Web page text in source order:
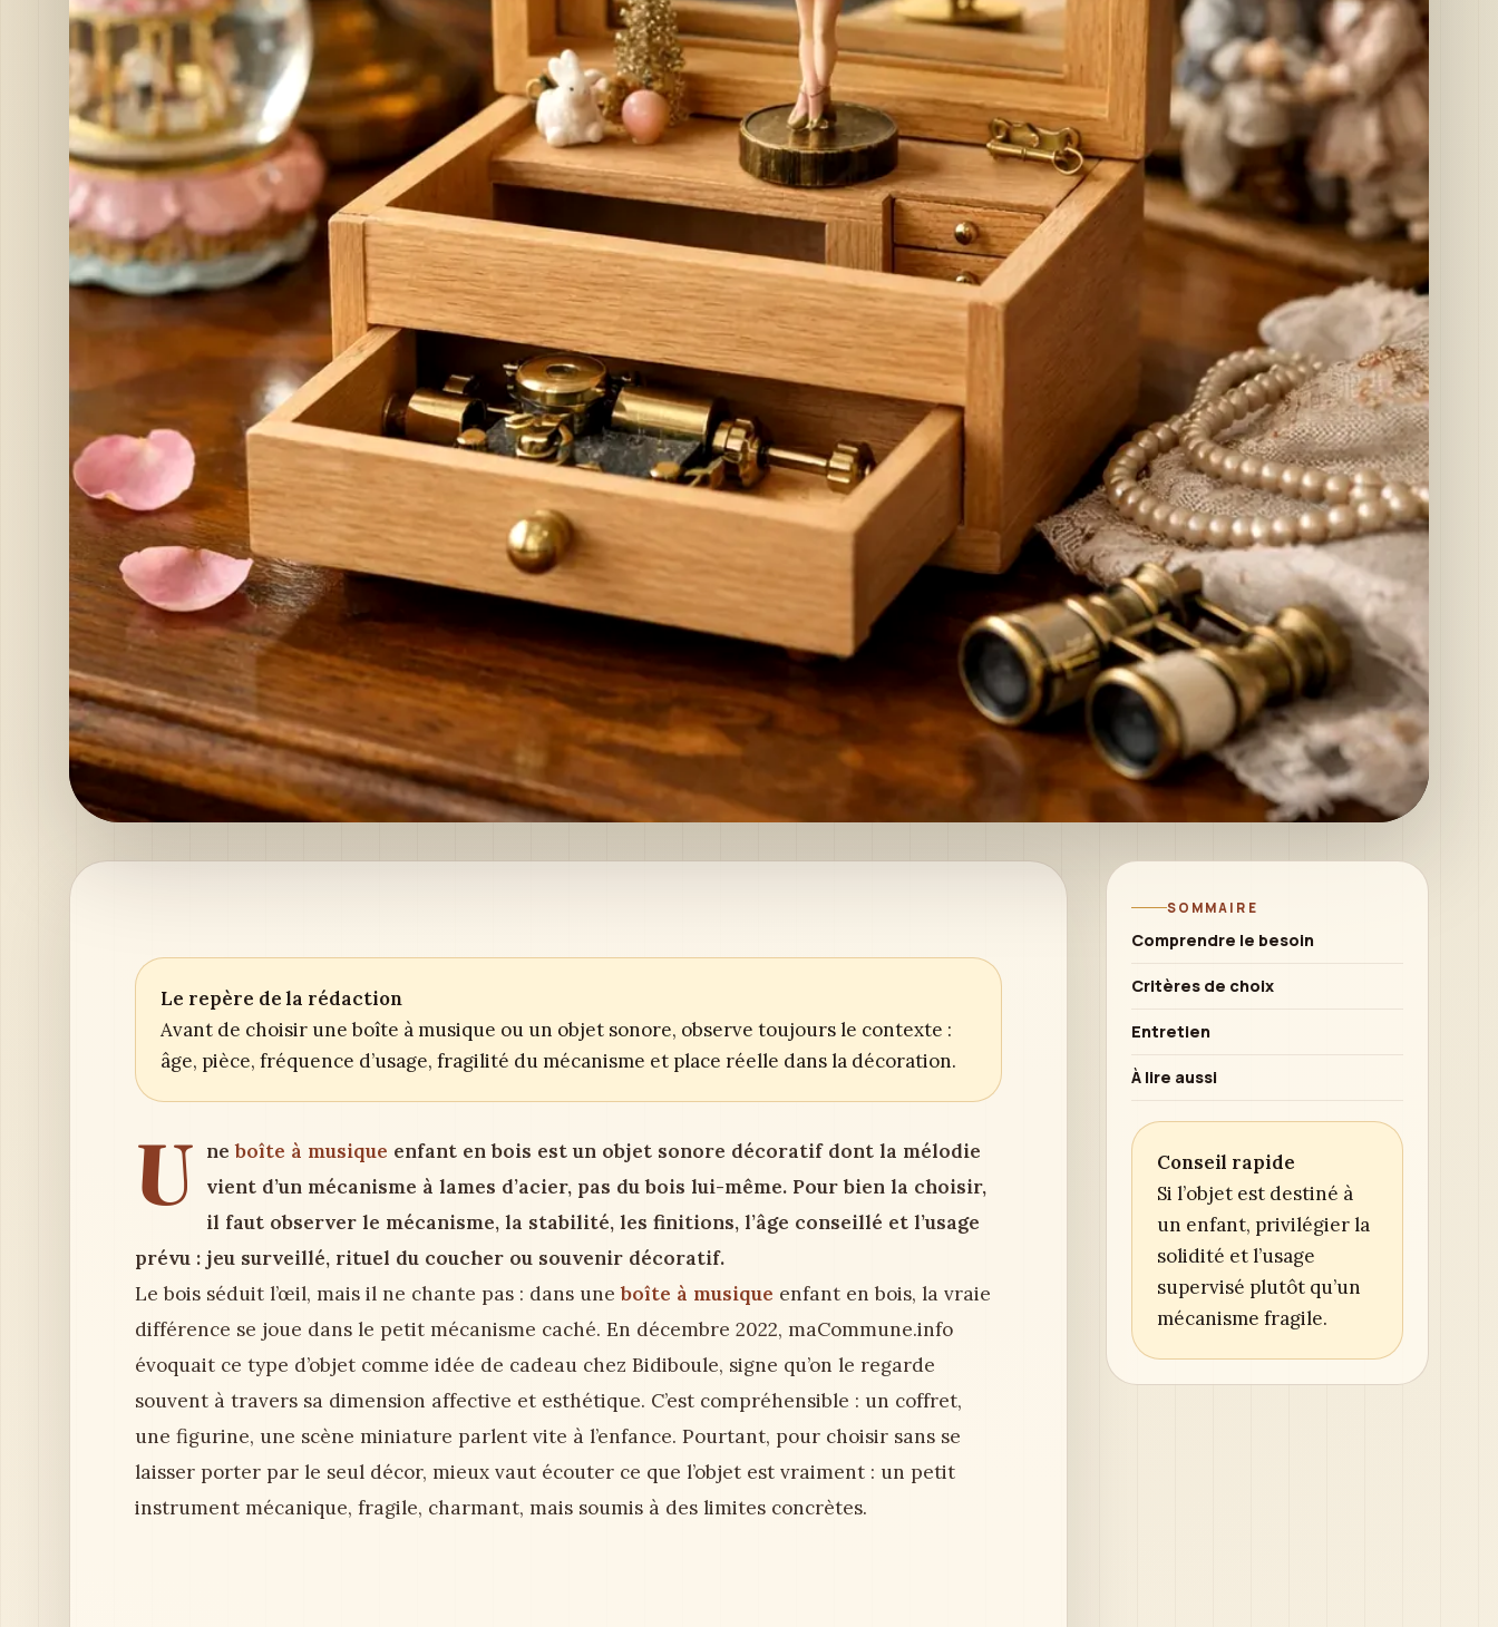
Le repère de la rédaction
Avant de choisir une boîte à musique ou un objet sonore, observe toujours le contexte :
âge, pièce, fréquence d’usage, fragilité du mécanisme et place réelle dans la décoration.
U neboîte à musique enfant en bois est un objet sonore décoratif dont la mélodie
vient d’un mécanisme à lames d’acier, pas du bois lui-même. Pour bien la choisir,
il faut observer le mécanisme, la stabilité, les finitions, l’âge conseillé et l’usage
prévu : jeu surveillé, rituel du coucher ou souvenir décoratif.
Le bois séduit l’œil, mais il ne chante pas : dans uneboîte à musique enfant en bois, la vraie
différence se joue dans le petit mécanisme caché. En décembre 2022, maCommune.info
évoquait ce type d’objet comme idée de cadeau chez Bidiboule, signe qu’on le regarde
souvent à travers sa dimension affective et esthétique. C’est compréhensible : un coffret,
une figurine, une scène miniature parlent vite à l’enfance. Pourtant, pour choisir sans se
laisser porter par le seul décor, mieux vaut écouter ce que l’objet est vraiment : un petit
instrument mécanique, fragile, charmant, mais soumis à des limites concrètes.
SOMMAIRE
Comprendre le besoin
Critères de choix
Entretien
À lire aussi
Conseil rapide
Si l’objet est destiné à
un enfant, privilégier la
solidité et l’usage
supervisé plutôt qu’un
mécanisme fragile.